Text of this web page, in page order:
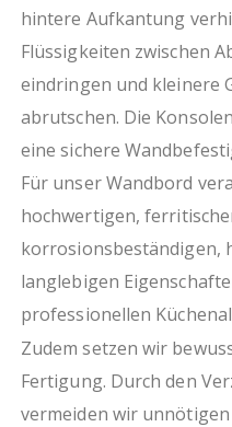
hintere Aufkantung
Flüssigkeiten zwischen
eindringen und kleinere
abrutschen. Die
eine sichere
Für unser Wandbord
hochwertigen,
korrosionsbeständigen,
langlebigen
professionellen
Zudem setzen wir
Fertigung. Durch den
vermeiden wir